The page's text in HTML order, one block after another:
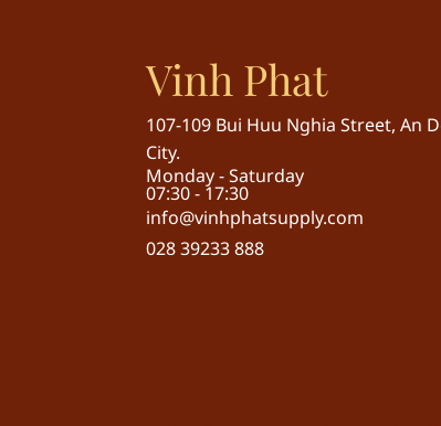
Vinh Phat
107-109 Bui Huu Nghia Street, An
City.
Monday - Saturday
07:30 - 17:30
info@vinhphatsupply.com
028 39233 888